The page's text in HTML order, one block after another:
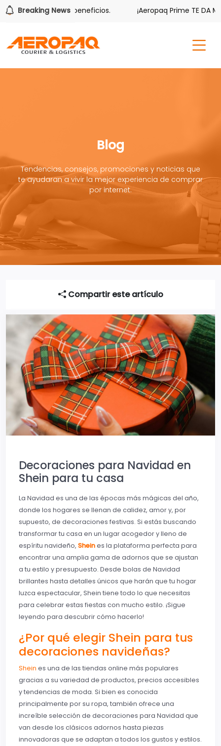
Breaking News
tiene sus beneficios. ¡Aeropaq Prime TE DA MÁS!
Blog
Tendencias, consejos, promociones y noticias que
te ayudaran a vivir la mejor experiencia de comprar
por internet.
Compartir este artículo
Decoraciones para Navidad en
Shein para tu casa
La Navidad es una de las épocas más mágicas del año,
donde los hogares se llenan de calidez, amor y, por
supuesto, de decoraciones festivas. Si estás buscando
transformar tu casa en un lugar acogedor y lleno de
espíritu navideño, Sheines la plataforma perfecta para
encontrar una amplia gama de adornos que se ajustan
a tu estilo y presupuesto. Desde bolas de Navidad
brillantes hasta detalles únicos que harán que tu hogar
luzca espectacular, Shein tiene todo lo que necesitas
para celebrar estas fiestas con mucho estilo. ¡Sigue
leyendo para descubrir cómo hacerlo!
¿Por qué elegir Shein para tus
decoraciones navideñas?
Shein es una de las tiendas online más populares
gracias a su variedad de productos, precios accesibles
y tendencias de moda. Si bien es conocida
principalmente por su ropa, también ofrece una
increíble selección de decoraciones para Navidad que
van desde los clásicos adornos hasta piezas
innovadoras que se adaptan a todos los gustos y estilos.